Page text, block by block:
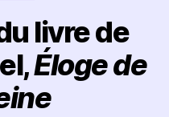
livre de
Éloge de